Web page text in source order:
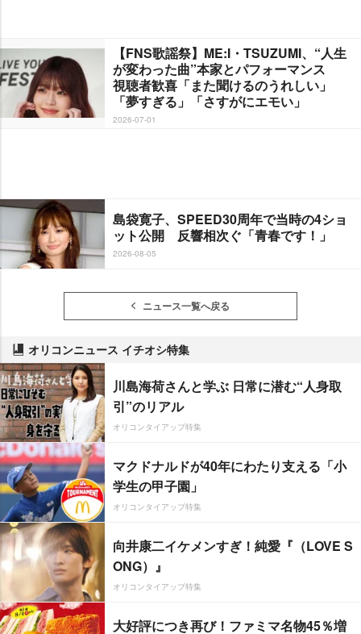
【FNS歌謡祭】ME:I・TSUZUMI、“人生
が変わった曲”本家とパフォーマンス
視聴者歓喜「また聞けるのうれしい」
「夢すぎる」「さすがにエモい」
2026-07-01
島袋寛子、SPEED30周年で当時の4ショ
ット公開 反響相次ぐ「青春です！」
2026-08-05
ニュース一覧へ戻る
オリコンニュース イチオシ特集
川島海荷さんと学ぶ 日常に潜む“人身取
引”のリアル
オリコンタイアップ特集
マクドナルドが40年にわたり支える「小
学生の甲子園」
オリコンタイアップ特集
向井康二イケメンすぎ！純愛『（LOVE S
ONG）』
オリコンタイアップ特集
大好評につき再び！ファミマ名物45％増